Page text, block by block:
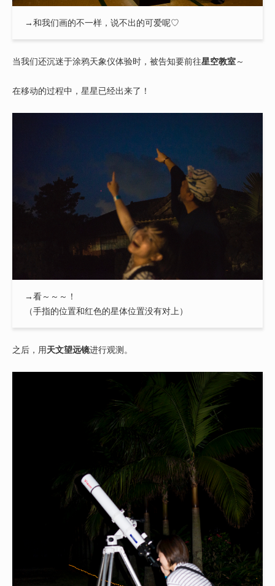
→和我们画的不一样，说不出的可爱呢♡
当我们还沉迷于涂鸦天象仪体验时，被告知要前往星空教室～
在移动的过程中，星星已经出来了！
→看～～～！
（手指的位置和红色的星体位置没有对上）
之后，用天文望远镜进行观测。